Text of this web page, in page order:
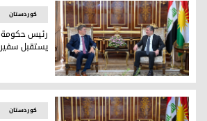
رئيس حكومة إقليم كوردستان يستقبل
کوردستان
رئيس حكومة
يستقبل
کوردستان